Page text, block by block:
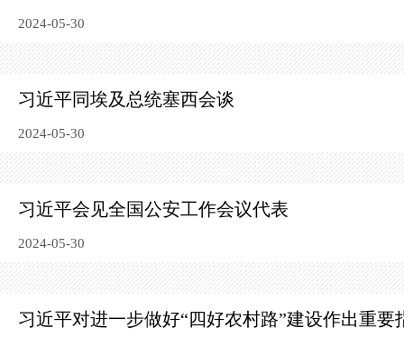
2024-05-30
习近平同埃及总统塞西会谈
2024-05-30
习近平会见全国公安工作会议代表
2024-05-30
习近平对进一步做好“四好农村路”建设作出重